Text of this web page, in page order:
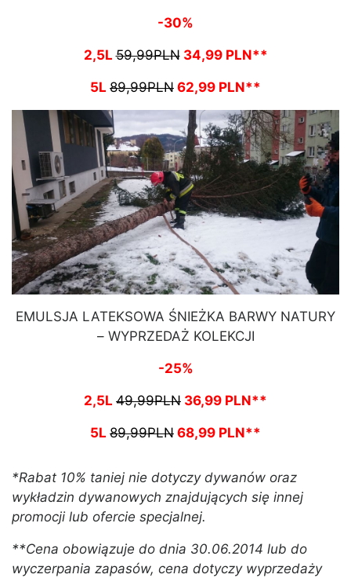
-30%
2,5L59,99PLN34,99 PLN**
5L 89,99PLN 62,99 PLN**
EMULSJA LATEKSOWA ŚNIEŻKA BARWY NATURY
– WYPRZEDAŻ KOLEKCJI
-25%
2,5L 49,99PLN 36,99 PLN**
5L 89,99PLN 68,99 PLN**
*Rabat 10% taniej nie dotyczy dywanów oraz
wykładzin dywanowych znajdujących się innej
promocji lub ofercie specjalnej.
**Cena obowiązuje do dnia 30.06.2014 lub do
wyczerpania zapasów, cena dotyczy wyprzedaży